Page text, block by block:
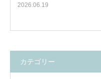
2026.06.19
カテゴリー